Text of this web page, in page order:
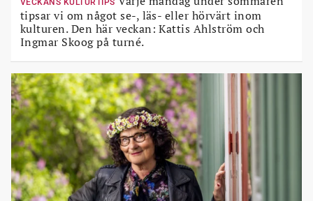
VECKANS KULTURTIPS
tipsar vi om något se-, läs- eller hörvärt inom
kulturen. Den här veckan: Kattis Ahlström och
Ingmar Skoog på turné.